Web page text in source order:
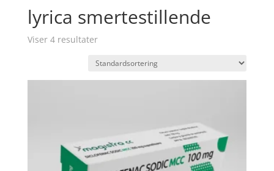
lyrica smertestillende
Viser 4 resultater